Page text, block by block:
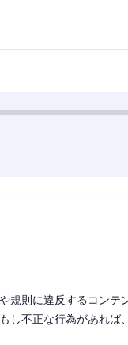
規則に違反するコンテ
し不正な行為があれば